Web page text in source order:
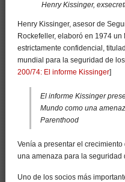
Henry Kissinger,
Henry Kissinger, asesor de
Rockefeller, elaboró en 1974
estrictamente confidencial,
mundial para la seguridad de
200/74: El informe Kissinger]
El informe Kissinger
Mundo como una
Parenthood
Venía a presentar el
una amenaza para la seguridad
Uno de los socios más